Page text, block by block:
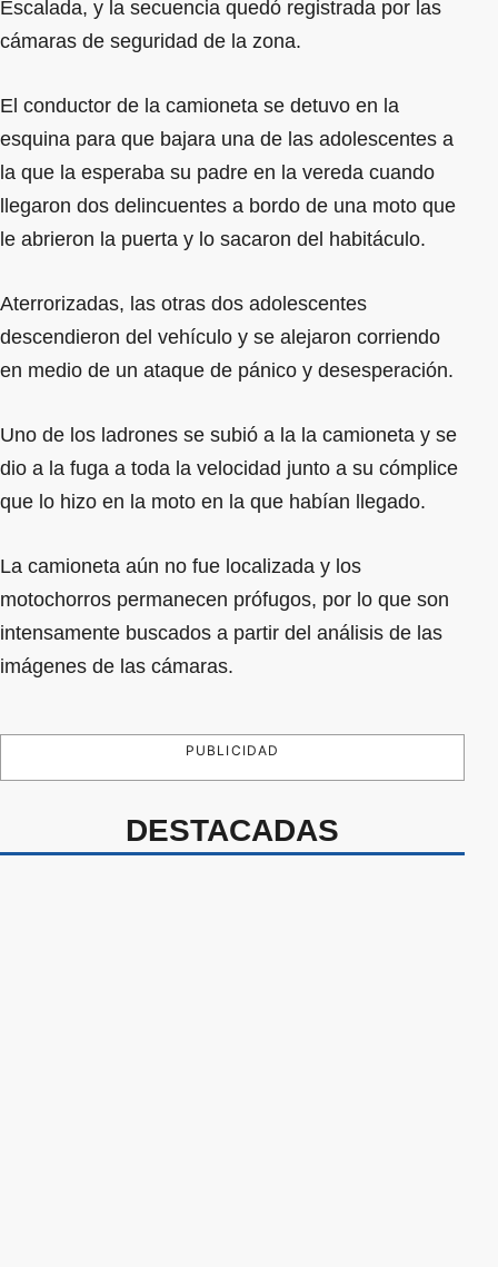
Escalada, y la secuencia quedó registrada por las
cámaras de seguridad de la zona.
El conductor de la camioneta se detuvo en la
esquina para que bajara una de las adolescentes a
la que la esperaba su padre en la vereda cuando
llegaron dos delincuentes a bordo de una moto que
le abrieron la puerta y lo sacaron del habitáculo.
Aterrorizadas, las otras dos adolescentes
descendieron del vehículo y se alejaron corriendo
en medio de un ataque de pánico y desesperación.
Uno de los ladrones se subió a la la camioneta y se
dio a la fuga a toda la velocidad junto a su cómplice
que lo hizo en la moto en la que habían llegado.
La camioneta aún no fue localizada y los
motochorros permanecen prófugos, por lo que son
intensamente buscados a partir del análisis de las
imágenes de las cámaras.
PUBLICIDAD
DESTACADAS